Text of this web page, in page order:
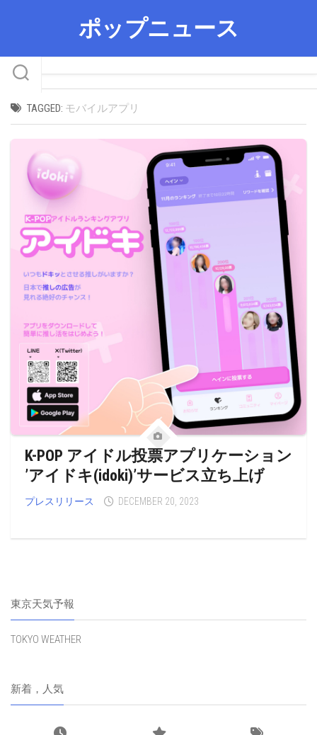
ポップニュース
TAGGED: モバイルアプリ
K-POP アイドル投票アプリケーション
’アイドキ(idoki)’サービス立ち上げ
プレスリリース DECEMBER 20, 2023
東京天気予報
TOKYO WEATHER
新着，人気